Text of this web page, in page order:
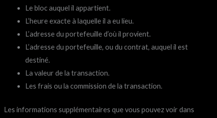
Le bloc auquel il appartient.
L’heure exacte à laquelle il a eu lieu.
L’adresse du portefeuille d’où il provient.
L’adresse du portefeuille, ou du contrat, auquel il est
destiné.
La valeur de la transaction.
Les frais ou la commission de la transaction.
Les informations supplémentaires que vous pouvez voir dans